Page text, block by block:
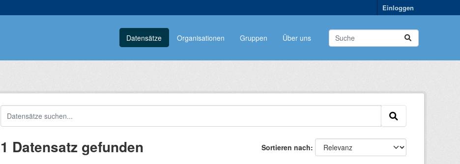
Einloggen
Datensätze Organisationen Gruppen Über uns
Sortieren nach
1 Datensatz gefunden